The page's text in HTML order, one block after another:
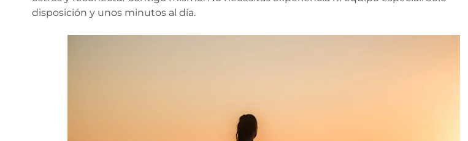
disposición y unos minutos al día.